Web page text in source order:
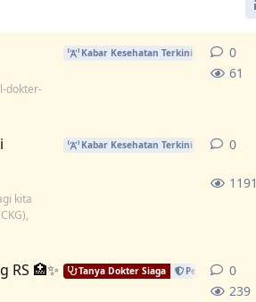
Kabar Kesehatan Terkini
61
dokter-
0
Kabar Kesehatan Terkini
1191
kita
0
RS 🏥✨ Tanya Dokter Siaga Pejuang BPJS
239
0